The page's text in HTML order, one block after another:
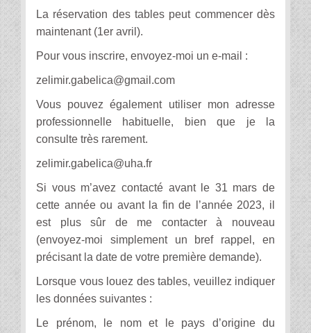
La réservation des tables peut commencer dès
maintenant (1er avril).
Pour vous inscrire, envoyez-moi un e-mail :
zelimir.gabelica@gmail.com
Vous pouvez également utiliser mon adresse
professionnelle habituelle, bien que je la
consulte très rarement.
zelimir.gabelica@uha.fr
Si vous m’avez contacté avant le 31 mars de
cette année ou avant la fin de l’année 2023, il
est plus sûr de me contacter à nouveau
(envoyez-moi simplement un bref rappel, en
précisant la date de votre première demande).
Lorsque vous louez des tables, veuillez indiquer
les données suivantes :
Le prénom, le nom et le pays d’origine du